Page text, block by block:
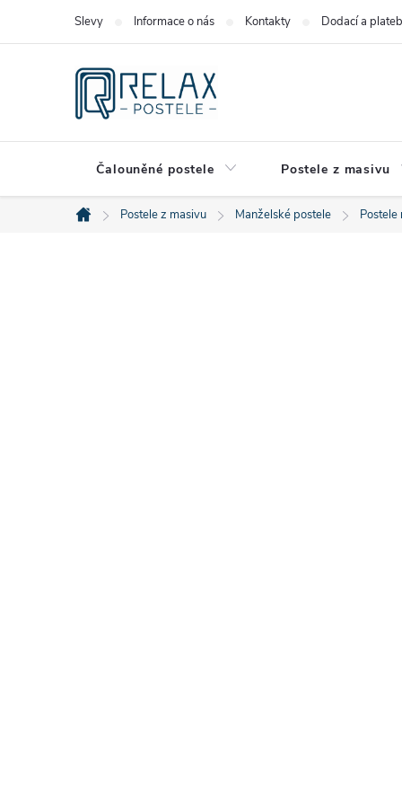
Slevy Informace o nás Kontakty Dodací a
Čalouněné postele Postele z masivu
Domů
Postele z masivu Manželské postele